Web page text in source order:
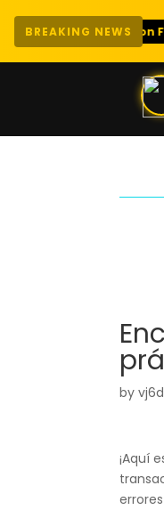
BREAKING NEWS
Form
by
¡Aquí